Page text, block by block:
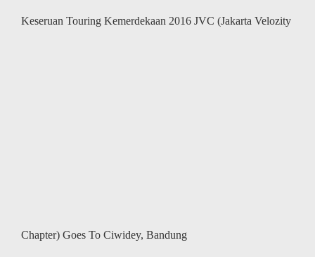
Keseruan Touring Kemerdekaan 2016 JVC (Jakarta Velozity
Chapter) Goes To Ciwidey, Bandung